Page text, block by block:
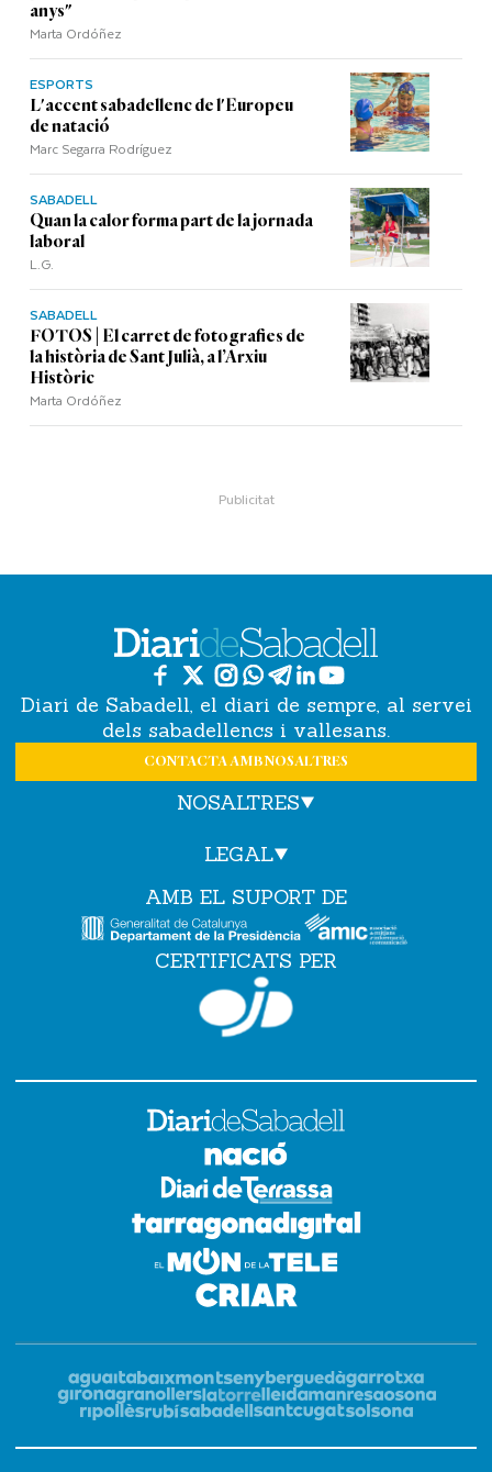
anys"
Marta Ordóñez
ESPORTS
L'accent sabadellenc de l'Europeu
de natació
Marc Segarra Rodríguez
SABADELL
Quan la calor forma part de la jornada
laboral
L.G.
SABADELL
FOTOS | El carret de fotografies de
la història de Sant Julià, a l’Arxiu
Històric
Marta Ordóñez
Diari de Sabadell, el diari de sempre, al servei
dels sabadellencs i vallesans.
CONTACTA AMB NOSALTRES
NOSALTRES
LEGAL
AMB EL SUPORT DE
CERTIFICATS PER